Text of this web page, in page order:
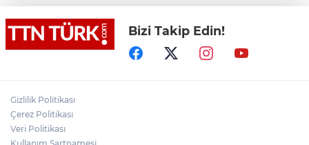
Suikast timinin son firarisinin kaçışı bitti,
yargı başladı
Bizi Takip Edin!
Gizlilik Politikası
Çerez Politikası
Veri Politikası